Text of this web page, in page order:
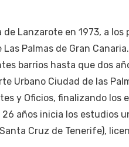
de Lanzarote en 1973, a
Palmas de Gran
barrios hasta que dos
Urbano Ciudad de las
y Oficios, finalizando los
años inicia los estudios
Cruz de Tenerife),